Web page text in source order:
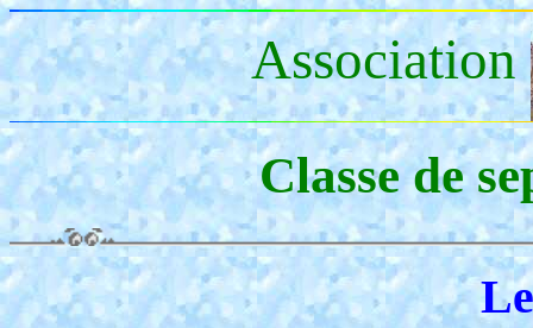
Association
Classe de